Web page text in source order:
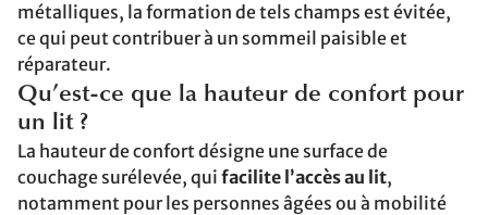
métalliques, la formation de tels champs est évitée,
ce qui peut contribuer à un sommeil paisible et
réparateur.
Qu’est-ce que la hauteur de confort pour
un lit ?
La hauteur de confort désigne une surface de
couchage surélevée, qui facilite l’accès au lit,
notamment pour les personnes âgées ou à mobilité